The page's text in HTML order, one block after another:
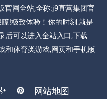
网全站,全称:j9直营集团官
!极致体验！你的时刻,就是
后可以进入全站入口,下载
和体育类游戏,网页和手机版
网站地图